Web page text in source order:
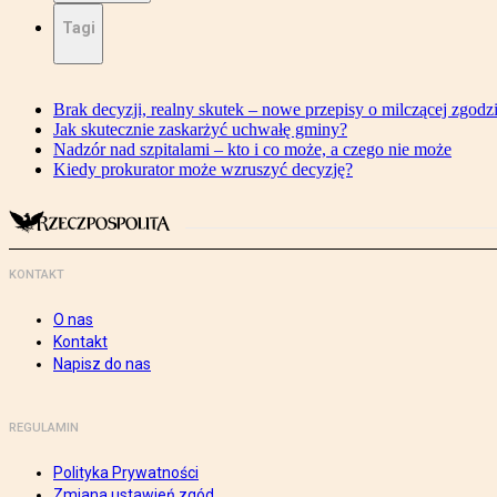
Tagi
Brak decyzji, realny skutek – nowe przepisy o milczącej
Jak skutecznie zaskarżyć uchwałę gminy?
Nadzór nad szpitalami – kto i co może, a czego nie może
Kiedy prokurator może wzruszyć decyzję?
KONTAKT
O nas
Kontakt
Napisz do nas
REGULAMIN
Polityka Prywatności